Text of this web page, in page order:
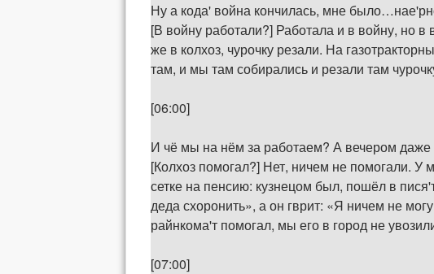
Ну а кода' война кончилась, мне
[В войну работали?] Работала и в войну, но
же в колхоз, чурочку резали. На
там, и мы там собирались и резали там
[06:00]
И чё мы на нём за работаем? А вечером даже
[Колхоз помогал?] Нет, ничем не помогали. У
сетке на пенсию: кузнецом был, пошёл в
деда схоронить», а он гврит: «Я ничем не
райнкома'т помогал, мы его в город не
[07:00]